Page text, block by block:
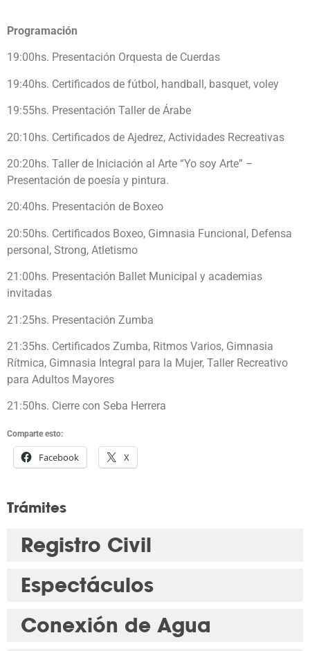
Programación
19:00hs. Presentación Orquesta de Cuerdas
19:40hs. Certificados de fútbol, handball, basquet, voley
19:55hs. Presentación Taller de Árabe
20:10hs. Certificados de Ajedrez, Actividades Recreativas
20:20hs. Taller de Iniciación al Arte “Yo soy Arte” –
Presentación de poesía y pintura.
20:40hs. Presentación de Boxeo
20:50hs. Certificados Boxeo, Gimnasia Funcional, Defensa
personal, Strong, Atletismo
21:00hs. Presentación Ballet Municipal y academias
invitadas
21:25hs. Presentación Zumba
21:35hs. Certificados Zumba, Ritmos Varios, Gimnasia
Rítmica, Gimnasia Integral para la Mujer, Taller Recreativo
para Adultos Mayores
21:50hs. Cierre con Seba Herrera
Comparte esto:
Facebook X
Trámites
Registro Civil
Espectáculos
Conexión de Agua